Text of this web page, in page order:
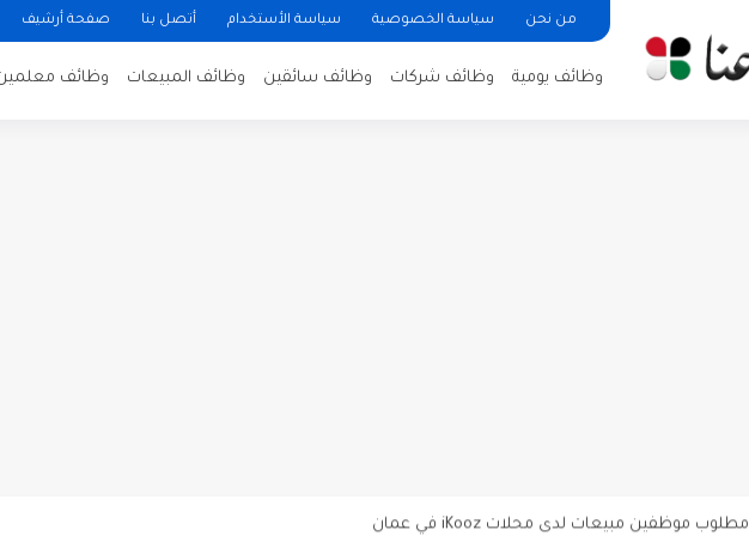
من نحن سياسة الخصوصية سياسة الأستخدام أتصل بنا صفحة أرشيف
وظائف يومية وظائف شركات وظائف سائقين وظائف المبيعات وظائف